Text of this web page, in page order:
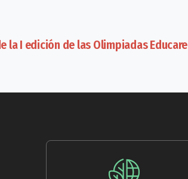
la I edición de las Olimpiadas Educare